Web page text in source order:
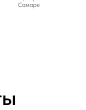
Самаре